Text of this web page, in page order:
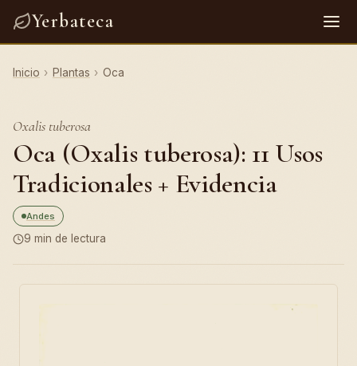
Yerbateca
Inicio › Plantas › Oca
Oxalis tuberosa
Oca (Oxalis tuberosa): 11 Usos
Tradicionales + Evidencia
Andes
9 min de lectura